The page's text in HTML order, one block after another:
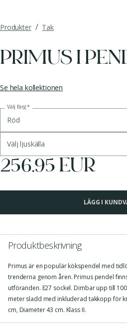
Produkter / Tak
PRIMUS I
Se hela kollektionen
Välj färg*
Röd
Välj ljuskälla
256.95 EUR
LÄGG I
Produktbeskrivning
Primus är en populär kökspendel med
trenderna genom åren. Primus pendel
utföranden. E27 sockel. Dimbar upp till
meter sladd med inkluderad takkopp för
cm, Diameter 43 cm. Klass II.